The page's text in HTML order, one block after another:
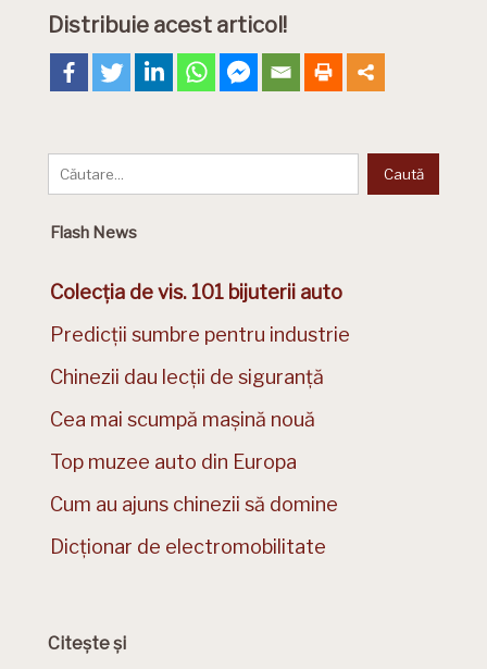
Distribuie acest articol!
Flash News
Colecția de vis. 101 bijuterii auto
Predicții sumbre pentru industrie
Chinezii dau lecții de siguranță
Cea mai scumpă mașină nouă
Top muzee auto din Europa
Cum au ajuns chinezii să domine
Dicționar de electromobilitate
Citește și